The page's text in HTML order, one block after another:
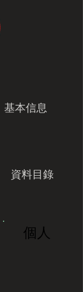
基本信息
資料目錄
個人